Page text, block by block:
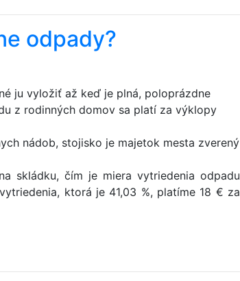
odpady?
ju vyložiť až keď je plná, poloprázdne
z rodinných domov sa platí za výklopy
nádob, stojisko je majetok mesta zverený
skládku, čím je miera vytriedenia odpadu
ktorá je 41,03 %, platíme 18 € za